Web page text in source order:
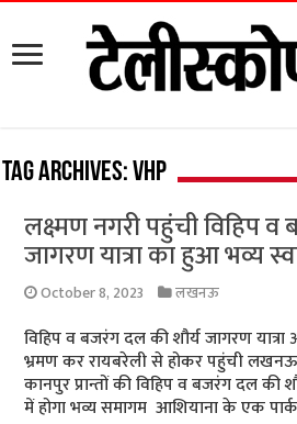
Tag Archives:VHP
लक्ष्मण नगरी पहुंची विहिप
जागरण यात्रा का हुआ भव्य
October 8, 2023 लखनऊ
विहिप व बजरंग दल की शौर्य जागरण
भ्रमण कर रायबरेली से होकर पहुंची
कानपुर प्रान्तों की विहिप व बजरंग दल की
में होगा भव्य समागम आशियाना के एक